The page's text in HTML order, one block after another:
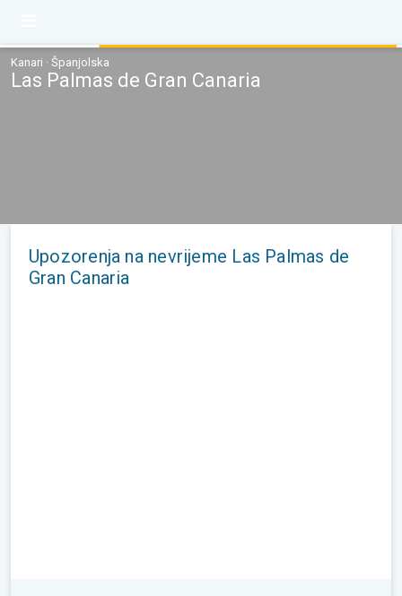
Kanari · Španjolska
Las Palmas de Gran Canaria
Upozorenja na nevrijeme Las Palmas de
Gran Canaria